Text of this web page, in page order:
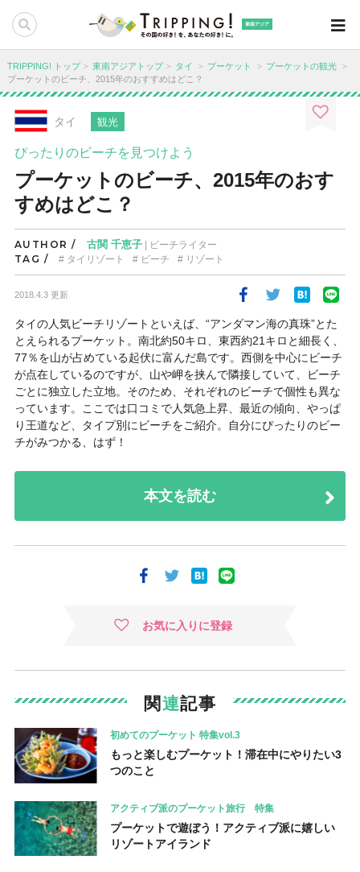
東南アジア
TRIPPING! トップ 東南アジアトップ タイ プーケット
プーケットの観光
プーケットのビーチ、2015年のおすすめはどこ？
タイ 観光
ぴったりのビーチを見つけよう
プーケットのビーチ、2015年のおす
すめはどこ？
AUTHOR / 古関 千恵子| ビーチライター
TAG / タイリゾート ビーチ リゾート
2018.4.3 更新
タイの人気ビーチリゾートといえば、“アンダマン海の真珠”とた
とえられるプーケット。南北約50キロ、東西約21キロと細長く、
77％を山が占めている起伏に富んだ島です。西側を中心にビーチ
が点在しているのですが、山や岬を挟んで隣接していて、ビーチ
ごとに独立した立地。そのため、それぞれのビーチで個性も異な
っています。ここでは口コミで人気急上昇、最近の傾向、やっぱ
り王道など、タイプ別にビーチをご紹介。自分にぴったりのビー
チがみつかる、はず！
本文を読む
お気に入りに登録
関連記事
初めてのプーケット 特集vol.3
もっと楽しむプーケット！滞在中にやりたい3
つのこと
アクティブ派のプーケット旅行 特集
プーケットで遊ぼう！アクティブ派に嬉しい
リゾートアイランド